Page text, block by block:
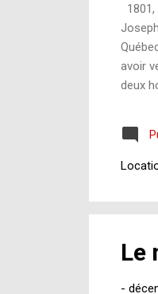
avoir
deux
même
Le
-